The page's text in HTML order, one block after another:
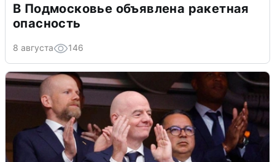
В Подмосковье объявлена ракетная
опасность
8 августа 146